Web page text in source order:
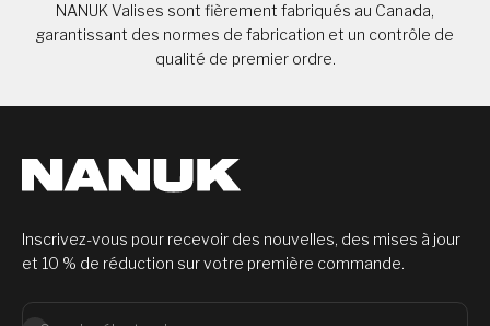
NANUK Valises sont fièrement fabriqués au Canada,
garantissant des normes de fabrication et un contrôle de
qualité de premier ordre.
Inscrivez-vous pour recevoir des nouvelles, des mises à jour
et 10 % de réduction sur votre première commande.